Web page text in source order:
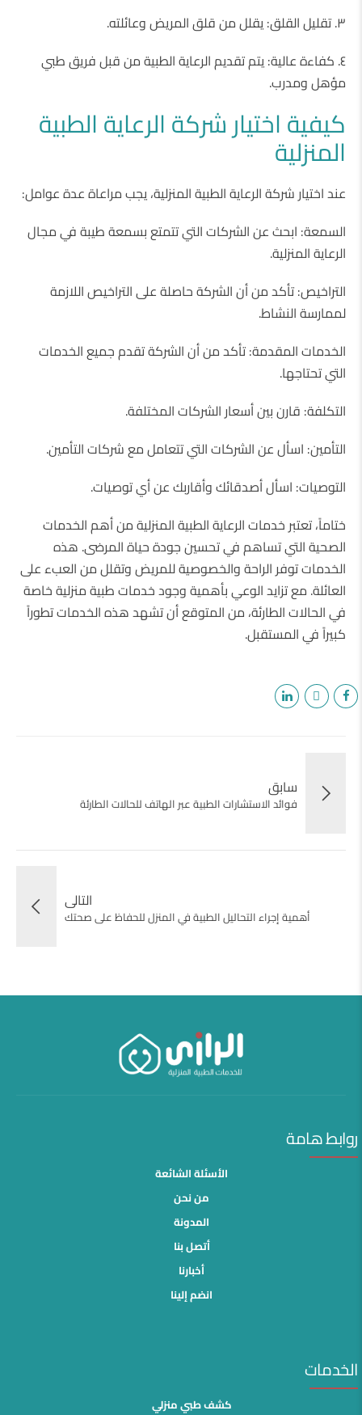
٣. تقليل القلق: يقلل من قلق المريض وعائلته.
٤. كفاءة عالية: يتم تقديم الرعاية الطبية من قبل فريق طبي
مؤهل ومدرب.
كيفية اختيار شركة الرعاية الطبية
المنزلية
عند اختيار شركة الرعاية الطبية المنزلية، يجب مراعاة عدة عوامل:
السمعة: ابحث عن الشركات التي تتمتع بسمعة طيبة في مجال
الرعاية المنزلية.
التراخيص: تأكد من أن الشركة حاصلة على التراخيص اللازمة
لممارسة النشاط.
الخدمات المقدمة: تأكد من أن الشركة تقدم جميع الخدمات
التي تحتاجها.
التكلفة: قارن بين أسعار الشركات المختلفة.
التأمين: اسأل عن الشركات التي تتعامل مع شركات التأمين.
التوصيات: اسأل أصدقائك وأقاربك عن أي توصيات.
ختاماً، تعتبر خدمات الرعاية الطبية المنزلية من أهم الخدمات
الصحية التي تساهم في تحسين جودة حياة المرضى. هذه
الخدمات توفر الراحة والخصوصية للمريض وتقلل من العبء على
العائلة. مع تزايد الوعي بأهمية وجود خدمات طبية منزلية خاصة
في الحالات الطارئة، من المتوقع أن تشهد هذه الخدمات تطوراً
كبيراً في المستقبل.
سابق
فوائد الاستشارات الطبية عبر الهاتف للحالات الطارئة
التالى
أهمية إجراء التحاليل الطبية في المنزل للحفاظ على صحتك
روابط هامة
الأسئلة الشائعة
من نحن
المدونة
أتصل بنا
أخبارنا
انضم إلينا
الخدمات
كشف طبي منزلي